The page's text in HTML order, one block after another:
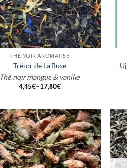
THÉ NOIR AROMATISÉ
Trésor de La Buse
Thé noir mangue & vanille
4,45€–17,80€